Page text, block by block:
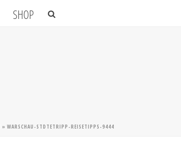
SHOP
» WARSCHAU-STDTETRIPP-REISETIPPS-9444